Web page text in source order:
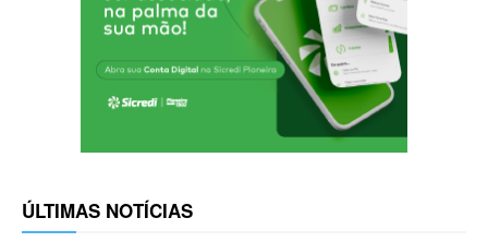
ÚLTIMAS NOTÍCIAS